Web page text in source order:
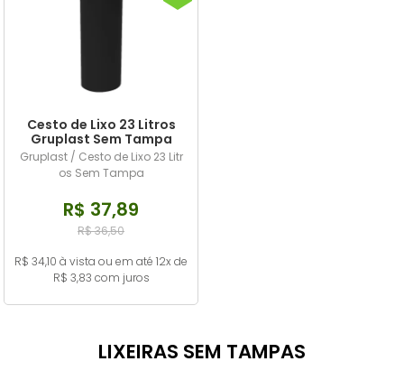
LIXEIRAS SEM TAMPAS
Cesto de Lixo 23 Litros
Gruplast Sem Tampa
Preta
Gruplast / Cesto de Lixo 23 Litr
os Sem Tampa
R$ 37,89
R$ 36,50
R$ 34,10 à vista ou em até 12x de
R$ 3,83 com juros